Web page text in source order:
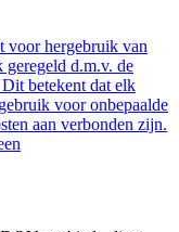
voor hergebruik van
geregeld d.m.v. de
betekent dat elk
voor onbepaalde
aan verbonden zijn.